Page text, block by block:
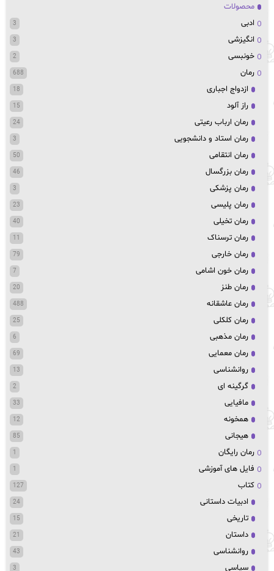
محصولات
ادبی
3
انگیزشی 3
خونبسی 2
رمان 688
ازدواج اجباری 18
راز آلود 15
رمان ارباب رعیتی 24
رمان استاد و دانشجویی 3
رمان انتقامی 50
رمان بزرگسال 46
رمان پزشکی 3
رمان پلیسی 23
رمان تخیلی 40
رمان ترسناک 11
رمان خارجی 79
رمان خون اشامی 7
رمان طنز 20
رمان عاشقانه 488
رمان کلکلی 25
رمان مذهبی 6
رمان معمایی 69
روانشناسی 13
گرگینه ای 2
مافیایی 33
همخونه 12
هیجانی 85
رمان رایگان 1
فایل های آموزشی 1
کتاب 127
ادبیات داستانی 24
تاریخی 15
داستان 21
روانشناسی 43
سیاسی 3